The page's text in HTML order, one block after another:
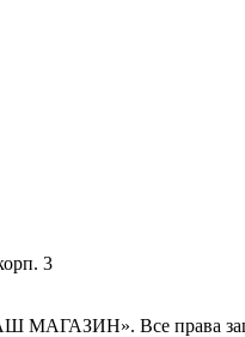
3
МАГАЗИН». Все права